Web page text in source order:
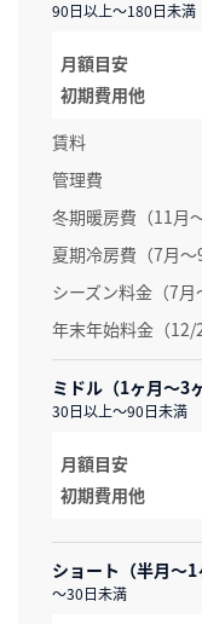
90日以上～180日未満
月額目安
初期費用他
賃料
管理費
冬期暖房費（11月
夏期冷房費（7月〜
シーズン料金（7月
年末年始料金（12/
ミドル（1ヶ月～3
30日以上～90日未満
月額目安
初期費用他
ショート（半月～1
～30日未満